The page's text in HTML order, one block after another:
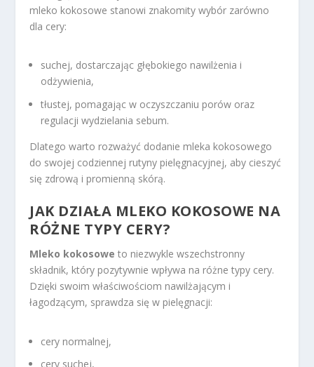
mleko kokosowe stanowi znakomity wybór zarówno
dla cery:
suchej, dostarczając głębokiego nawilżenia i
odżywienia,
tłustej, pomagając w oczyszczaniu porów oraz
regulacji wydzielania sebum.
Dlatego warto rozważyć dodanie mleka kokosowego
do swojej codziennej rutyny pielęgnacyjnej, aby cieszyć
się zdrową i promienną skórą.
JAK DZIAŁA MLEKO KOKOSOWE NA
RÓŻNE TYPY CERY?
Mleko kokosowe to niezwykle wszechstronny
składnik, który pozytywnie wpływa na różne typy cery.
Dzięki swoim właściwościom nawilżającym i
łagodzącym, sprawdza się w pielęgnacji:
cery normalnej,
cery suchej,